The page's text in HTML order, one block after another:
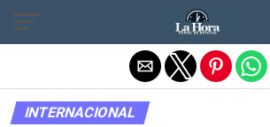
INTERNACIONAL
Salir de la versión móvil